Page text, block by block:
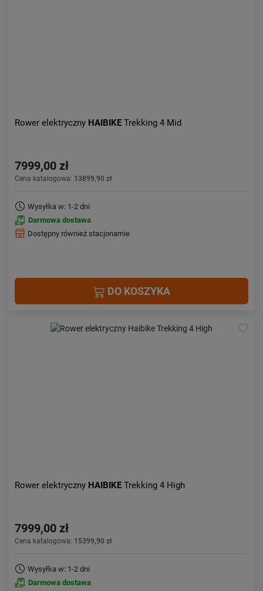
Rower elektryczny HAIBIKE Trekking 4 Mid
7999,00 zł
Cena katalogowa: 13899,90 zł
Wysyłka w: 1-2 dni
Darmowa dostawa
Dostępny również stacjonarnie
DO KOSZYKA
Rower elektryczny HAIBIKE Trekking 4 High
7999,00 zł
Cena katalogowa: 15399,90 zł
Wysyłka w: 1-2 dni
Darmowa dostawa